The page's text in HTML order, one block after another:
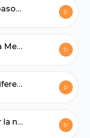
Se habla del mal paso del united, del san Luis y se despide a un caprichoso
La Champions a la Mexicana y el Matosismo a full. Caprichosa 05
Una Caprichosa diferente... Semana de clásicos, semana de Champions, NFL, US Open y mucho más!
Debate bueno por la novela de la liga mx, fútbol europeo, malacopeo y buena platica.